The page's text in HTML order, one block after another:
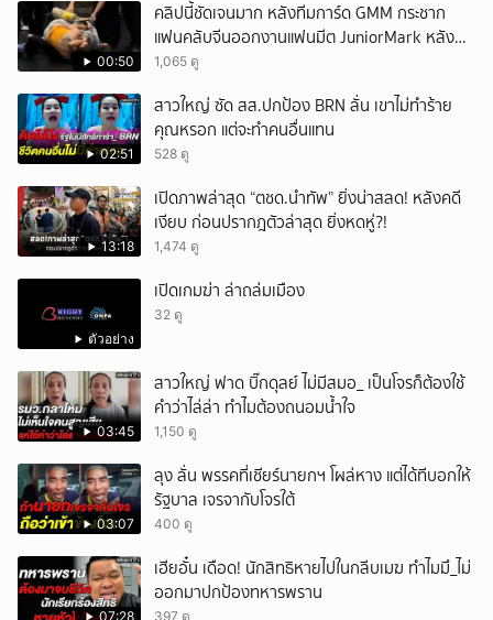
00:50
คลิปนี้ชัดเจนมาก หลังทีมการ์ด GMM กระชาก
แฟนคลับจีนออกงานแฟนมีต JuniorMark หลัง
ฝ่าฝืนกติกาจองคิว
1,065 ดู
02:51
สาวใหญ่ ซัด สส.ปกป้อง BRN ลั่น เขาไม่ทำร้าย
คุณหรอก แต่จะทำคนอื่นแทน
528 ดู
13:18
เปิดภาพล่าสุด “ตชด.นำทัพ” ยิ่งน่าสลด! หลังคดี
เงียบ ก่อนปรากฎตัวล่าสุด ยิ่งหดหู่?!
1,474 ดู
ตัวอย่าง
เปิดเกมฆ่า ล่าถล่มเมือง
32 ดู
03:45
สาวใหญ่ ฟาด บิ๊กดุลย์ ไม่มีสมอ_ เป็นโจรก็ต้องใช้
คำว่าไล่ล่า ทำไมต้องถนอมน้ำใจ
1,150 ดู
03:07
ลุง ลั่น พรรคที่เชียร์นายกฯ โผล่หาง แต่ได้ทีบอกให้
รัฐบาล เจรจากับโจรใต้
400 ดู
07:28
เฮียอั๋น เดือด! นักสิทธิหายไปในกลีบเมฆ ทำไมมึ_ไม่
ออกมาปกป้องทหารพราน
397 ดู